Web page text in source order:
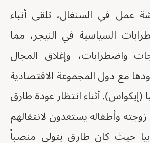
عمل في السنغال، تلقى أنباء
السياسية في النيجر، مما
واضطرابات، وإغلاق المجال
مع دول المجموعة الاقتصادية
(إيكواس). أثناء انتظار عودة طارق
وأطفاله يستعدون لانتقالهم
حيث كان طارق يتولى منصباً